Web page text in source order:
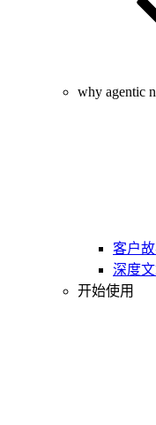
why agentic
客户
深度
开始使用